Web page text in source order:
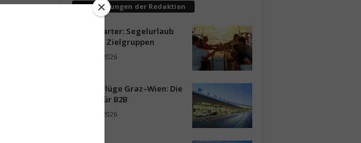
Empfehlungen der Redaktion
Kojencharter: Segelurlaub
für neue Zielgruppen
5. August 2026
Aus für Flüge Graz–Wien: Die
Folgen für B2B
4. August 2026